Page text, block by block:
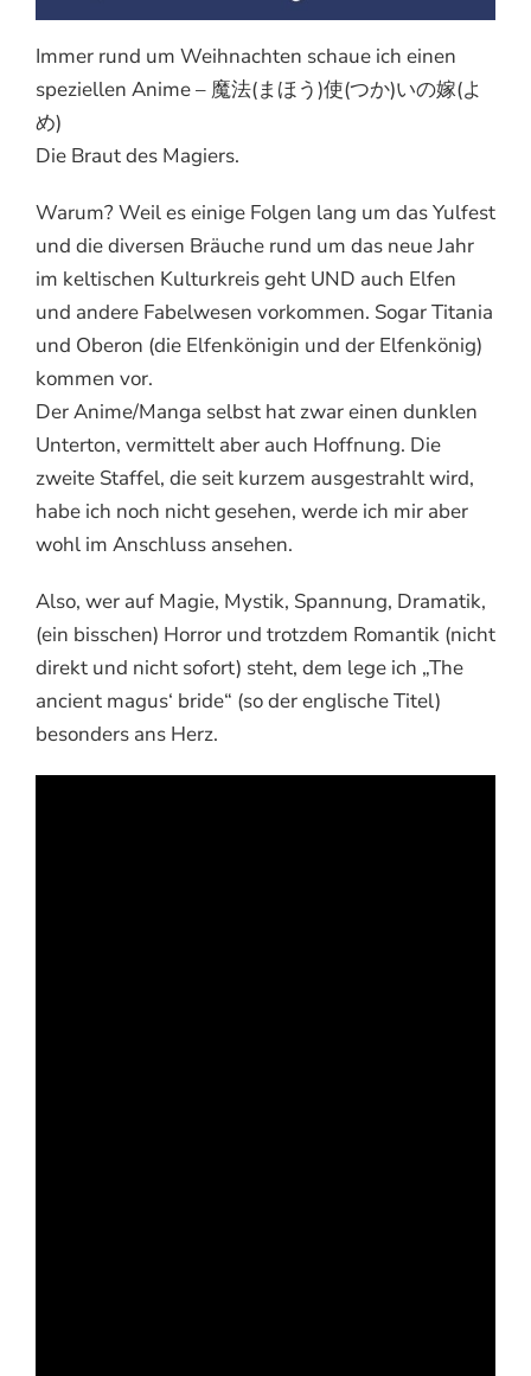
Immer rund um Weihnachten schaue ich einen
speziellen Anime – 魔法(まほう)使(つか)いの嫁(よ
め)
Die Braut des Magiers.
Warum? Weil es einige Folgen lang um das Yulfest
und die diversen Bräuche rund um das neue Jahr
im keltischen Kulturkreis geht UND auch Elfen
und andere Fabelwesen vorkommen. Sogar Titania
und Oberon (die Elfenkönigin und der Elfenkönig)
kommen vor.
Der Anime/Manga selbst hat zwar einen dunklen
Unterton, vermittelt aber auch Hoffnung. Die
zweite Staffel, die seit kurzem ausgestrahlt wird,
habe ich noch nicht gesehen, werde ich mir aber
wohl im Anschluss ansehen.
Also, wer auf Magie, Mystik, Spannung, Dramatik,
(ein bisschen) Horror und trotzdem Romantik (nicht
direkt und nicht sofort) steht, dem lege ich „The
ancient magus‘ bride“ (so der englische Titel)
besonders ans Herz.